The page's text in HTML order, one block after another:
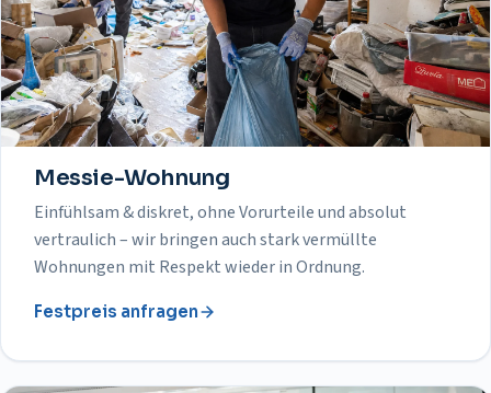
Messie-Wohnung
Einfühlsam & diskret, ohne Vorurteile und absolut
vertraulich – wir bringen auch stark vermüllte
Wohnungen mit Respekt wieder in Ordnung.
Festpreis anfragen